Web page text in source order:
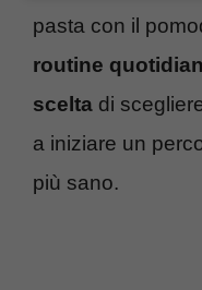
pasta con il
routine
scelta di
a iniziare un
più sano.